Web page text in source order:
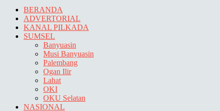
YouTube
BERANDA
ADVERTORIAL
KANAL PILKADA
SUMSEL
Banyuasin
Musi Banyuasin
Palembang
Ogan Ilir
Lahat
OKI
OKU Selatan
NASIONAL